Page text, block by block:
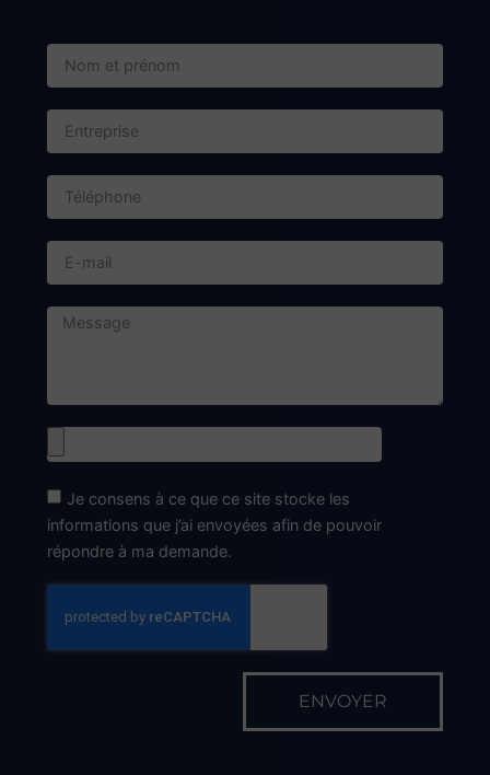
+33 4 50 58 24 40
contact@dieupart.fr
14h00 - 18h30
14h00 - 18h30
En dehors de ces horaires, sur RDV
Fermetures exceptionnelles
Le vendredi 15 Mai
Le lundi 13 juillet